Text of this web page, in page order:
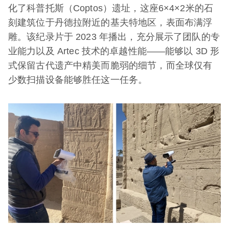
化了科普托斯（Coptos）遗址，这座6×4×2米的石
刻建筑位于丹德拉附近的基夫特地区，表面布满浮
雕。该纪录片于 2023 年播出，充分展示了团队的专
业能力以及 Artec 技术的卓越性能——能够以 3D 形
式保留古代遗产中精美而脆弱的细节，而全球仅有
少数扫描设备能够胜任这一任务。